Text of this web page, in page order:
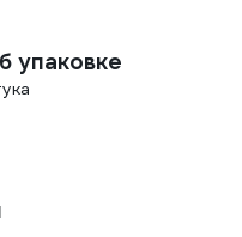
упаковке